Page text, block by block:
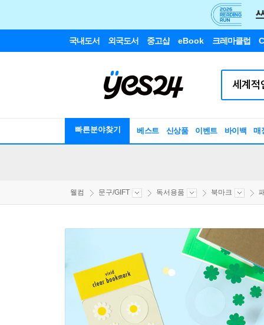
국내도서 외국도서 중고샵 eBook 크레마클럽
빠른분야찾기 베스트 신상품 이벤트 바이백 매
웰컴 문구/GIFT 독서용품 북마크